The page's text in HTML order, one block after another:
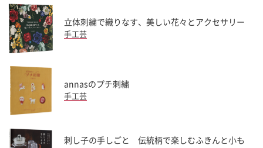
立体刺繍で織りなす、美しい花々とアクセサリー
手工芸
annasのプチ刺繍
手工芸
刺し子の手しごと 伝統柄で楽しむふきんと小も